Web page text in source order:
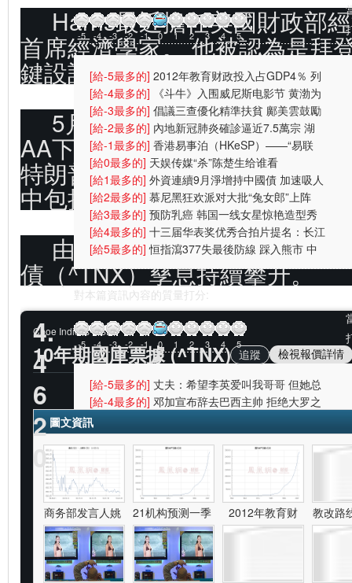
Harris最近擔任美國財政部
首席經濟學家。 他被認為是拜
鍵設計師。
5月16日，穆迪將美國信用
AA下調至AA1。 然後，在5月
特朗普政府的和解方案，綽號
中包括減稅和提高4萬億美元的
由於擔心美國的債務狀況失
債（^TNX）孳息持續攀升。
Cboe Indices•USD
10年期國庫票據 (^TNX) 追蹤 檢視報價詳情
4.
4
6
2
0
-5 -4 -3 -2 -1 0 1 2 3 4 5
[給-5最多的] 2012年教育财政投入占GDP4％ 列
财政支出首位
[給-4最多的]
《斗牛》入围威尼斯电影节 黄渤为
戏受伤一
[給-3最多的] 倡議三查優化精準扶貧 鄺美雲鼓勵
中港學生
[給-2最多的] 內地新冠肺炎確診逼近7.5萬宗 湖
北逾2000人
[給-1最多的] 香港易事泊（HKeSP）——“易联
（eLink）”项目
[給0最多的] 天娱传媒“杀”陈楚生给谁看
[給1最多的] 外資連續9月淨增持中國債 加速吸人
幣資產
[給2最多的] 慕尼黑狂欢派对大批“兔女郎”上阵
(图)
[給3最多的] 预防乳癌 韩国一线女星惊艳造型秀
(图)
[給4最多的] 十三届华表奖优秀合拍片提名：长江
七号
[給5最多的]恒指瀉377失最後防線 踩入熊市 中
央放水無
對本篇資訊內容的質量打分:
-5 -4 -3 -2 -1 0 1 2 3 4 5
[給-5最多的] 丈夫：希望李英爱叫我哥哥 但她总
叫我总裁先
[給-4最多的] 邓加宣布辞去巴西主帅 拒绝大罗之
人含恨离
[給-3最多的]
[給-2最多的]Facebook与Skype合作推视频聊天
功能
[給-1最多的]
恒指瀉377失最後防線 踩入熊市 中
央放水無
[給0最多的]
决赛惨败无碍马琳出彩 四连亚打不
倒奥运会
[給1最多的]
恒指瀉377失最後防線 踩入熊市 中
央放水無
[給2最多的]《斗牛》入围威尼斯电影节 黄渤为
戏受伤一
[給3最多的]井上雄彥圓夢 日本男籃進軍巴黎奧
運
[給4最多的]網上熱話｜屯門惡人刀削麵終結業
網民：為兩蚊
[給5最多的]台湾含塑化剂饮料销往厦门东莞 数
量约五六
圖文資訊
商务部发言人姚 21机构预测一季
2012年教育财
政
教改路